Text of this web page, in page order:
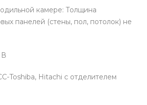
камере: Толщина
панелей (стены, пол, потолок) не
В
Toshiba, Hitachi с отделителем